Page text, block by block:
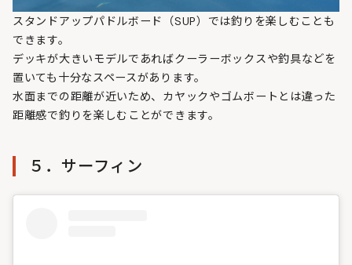
スタンドアップパドルボード（SUP）では釣りを楽しむことも
できます。
デッキが大きいモデルであればクーラーボックスや釣具などを
置いても十分なスペースがあります。
水面までの距離が近いため、カヤックやゴムボートとは違った
距離感で釣りを楽しむことができます。
５．サーフィン